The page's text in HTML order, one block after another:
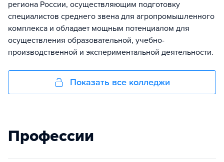
региона России, осуществляющим подготовку
специалистов среднего звена для агропромышленного
комплекса и обладает мощным потенциалом для
осуществления образовательной, учебно-
производственной и экспериментальной деятельности.
Показать все колледжи
Профессии